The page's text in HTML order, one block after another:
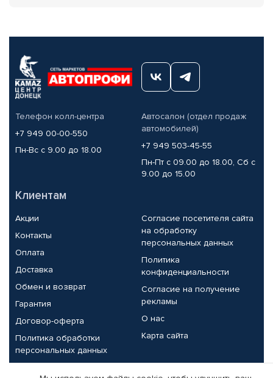
Телефон колл-центра
+7 949 00-00-550
Пн-Вс с 9.00 до 18.00
Автосалон (отдел продаж
автомобилей)
+7 949 503-45-55
Пн-Пт с 09.00 до 18.00, Сб с
9.00 до 15.00
Клиентам
Акции
Контакты
Оплата
Доставка
Обмен и возврат
Гарантия
Договор-оферта
Политика обработки
персональных данных
Согласие посетителя сайта
на обработку
персональных данных
Политика
конфиденциальности
Согласие на получение
рекламы
О нас
Карта сайта